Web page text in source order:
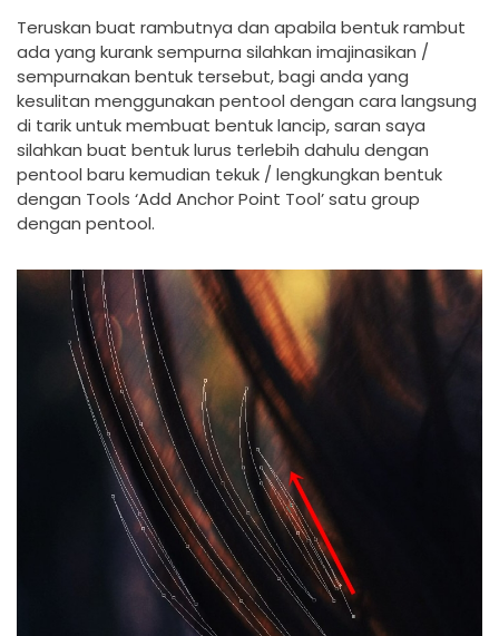
Teruskan buat rambutnya dan apabila bentuk rambut
ada yang kurank sempurna silahkan imajinasikan /
sempurnakan bentuk tersebut, bagi anda yang
kesulitan menggunakan pentool dengan cara langsung
di tarik untuk membuat bentuk lancip, saran saya
silahkan buat bentuk lurus terlebih dahulu dengan
pentool baru kemudian tekuk / lengkungkan bentuk
dengan Tools ‘Add Anchor Point Tool’ satu group
dengan pentool.